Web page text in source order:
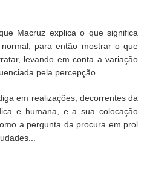
Macruz explica o que significa
para então mostrar o que
levando em conta a variação
pela percepção.
em realizações, decorrentes da
e humana, e a sua colocação
a pergunta da procura em prol